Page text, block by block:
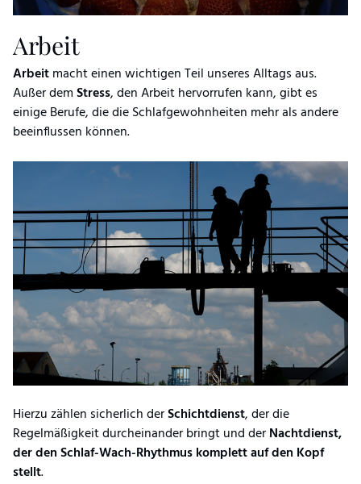
Arbeit
Arbeitmacht einen wichtigen Teil unseres Alltags aus.
Außer demStress, den Arbeit hervorrufen kann, gibt es
einige Berufe, die die Schlafgewohnheiten mehr als andere
beeinflussen können.
Hierzu zählen sicherlich derSchichtdienst, der die
Regelmäßigkeit durcheinander bringt und derNachtdienst,
der den Schlaf-Wach-Rhythmus komplett auf den Kopf
stellt.